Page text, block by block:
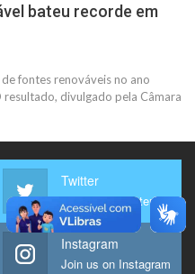
bateu recorde em
fontes renováveis no ano
resultado, divulgado pela Câmara
Twitter
Join us on Twitter
Instagram
Join us on Instagram